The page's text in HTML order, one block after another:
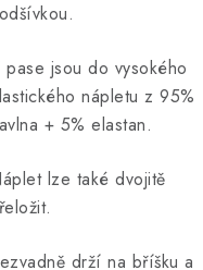
pase jsou do vysokého
nápletu z 95%
+ 5% elastan.
lze také dvojitě
drží na bříšku a